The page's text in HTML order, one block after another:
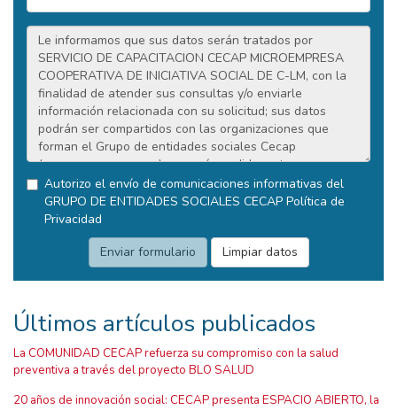
Autorizo el envío de comunicaciones informativas del
GRUPO DE ENTIDADES SOCIALES CECAP Política de
Privacidad
Últimos artículos publicados
La COMUNIDAD CECAP refuerza su compromiso con la salud
preventiva a través del proyecto BLO SALUD
20 años de innovación social: CECAP presenta ESPACIO ABIERTO, la